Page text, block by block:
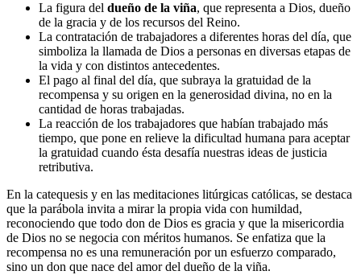
La figura del dueño de la viña, que representa a Dios, dueño
de la gracia y de los recursos del Reino.
La contratación de trabajadores a diferentes horas del día, que
simboliza la llamada de Dios a personas en diversas etapas de
la vida y con distintos antecedentes.
El pago al final del día, que subraya la gratuidad de la
recompensa y su origen en la generosidad divina, no en la
cantidad de horas trabajadas.
La reacción de los trabajadores que habían trabajado más
tiempo, que pone en relieve la dificultad humana para aceptar
la gratuidad cuando ésta desafía nuestras ideas de justicia
retributiva.
En la catequesis y en las meditaciones litúrgicas católicas, se destaca
que la parábola invita a mirar la propia vida con humildad,
reconociendo que todo don de Dios es gracia y que la misericordia
de Dios no se negocia con méritos humanos. Se enfatiza que la
recompensa no es una remuneración por un esfuerzo comparado,
sino un don que nace del amor del dueño de la viña.